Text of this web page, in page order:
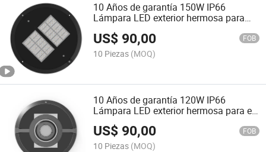
10 Años de garantía 150W IP66
Lámpara LED exterior hermosa para
US$ 90,00 FOB
10 Piezas (MOQ)
10 Años de garantía 120W IP66
Lámpara LED exterior hermosa para el
jardín
US$ 90,00 FOB
10 Piezas (MOQ)